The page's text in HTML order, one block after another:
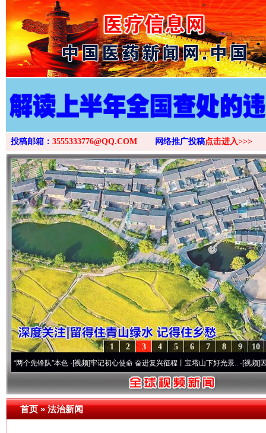
>
投稿邮箱： 3555333776@QQ.COM 网络推广投稿点击进入>>>
10
9
8
7
6
5
4
3
2
1
队”本色·[视频]牢记初心使命 奋进复兴征程丨宝塔山下好光景..·[视频]因党而生 为
首页»法治新闻